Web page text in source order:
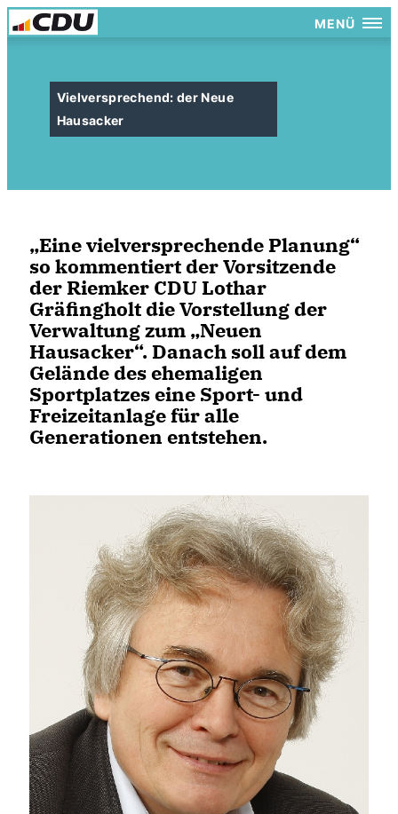
MENÜ
Vielversprechend: der Neue
Hausacker
Eine vielversprechende Planung“
so kommentiert der Vorsitzende
der Riemker CDU Lothar
Gräfingholt die Vorstellung der
Verwaltung zum „Neuen
Hausacker“. Danach soll auf dem
Gelände des ehemaligen
Sportplatzes eine Sport- und
Freizeitanlage für alle
Generationen entstehen.